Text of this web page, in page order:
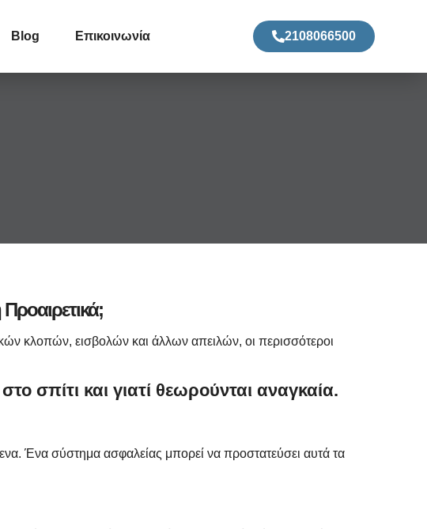
Blog Επικοινωνία 2108066500
κλοπών, εισβολών και άλλων απειλών, οι περισσότεροι
σπίτι και γιατί θεωρούνται αναγκαία.
Ένα σύστημα ασφαλείας μπορεί να προστατεύσει αυτά τα